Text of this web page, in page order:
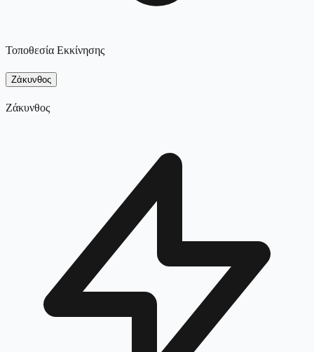
Τοποθεσία Εκκίνησης
Ζάκυνθος
Ζάκυνθος